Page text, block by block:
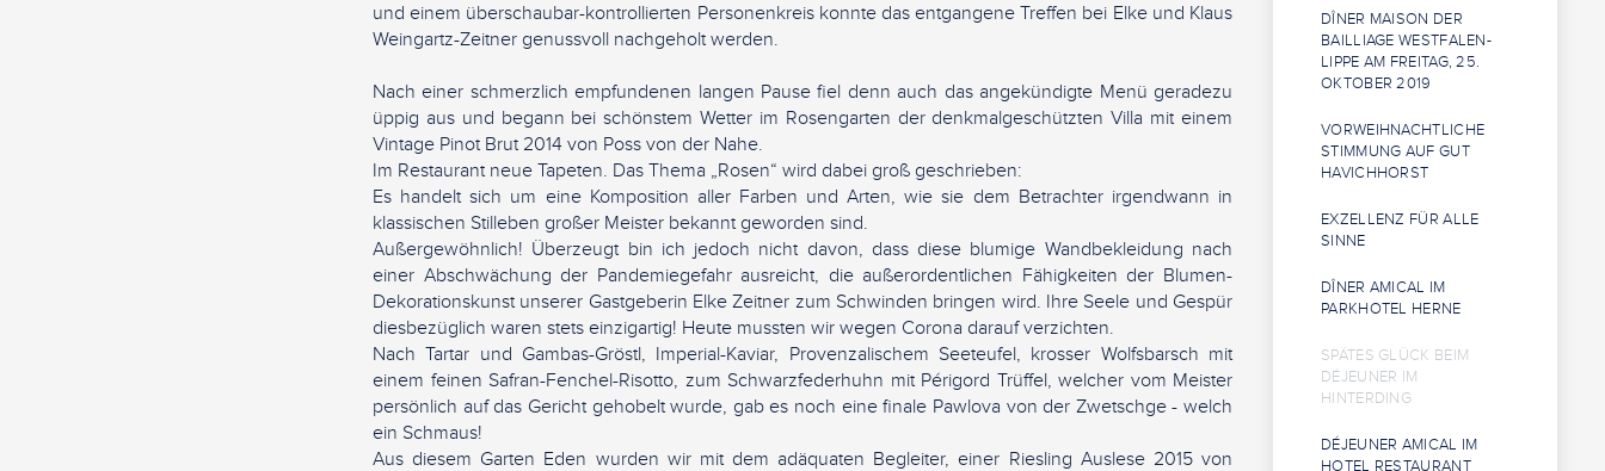
und einem überschaubar-kontrollierten Personenkreis konnte das entgangene Treffen bei Elke und Klaus
Weingartz-Zeitner genussvoll nachgeholt werden.
Nach einer schmerzlich empfundenen langen Pause fiel denn auch das angekündigte Menü geradezu
üppig aus und begann bei schönstem Wetter im Rosengarten der denkmalgeschützten Villa mit einem
Vintage Pinot Brut 2014 von Poss von der Nahe.
Im Restaurant neue Tapeten. Das Thema „Rosen“ wird dabei groß geschrieben:
Es handelt sich um eine Komposition aller Farben und Arten, wie sie dem Betrachter irgendwann in
klassischen Stilleben großer Meister bekannt geworden sind.
Außergewöhnlich! Überzeugt bin ich jedoch nicht davon, dass diese blumige Wandbekleidung nach
einer Abschwächung der Pandemiegefahr ausreicht, die außerordentlichen Fähigkeiten der Blumen-
Dekorationskunst unserer Gastgeberin Elke Zeitner zum Schwinden bringen wird. Ihre Seele und Gespür
diesbezüglich waren stets einzigartig! Heute mussten wir wegen Corona darauf verzichten.
Nach Tartar und Gambas-Gröstl, Imperial-Kaviar, Provenzalischem Seeteufel, krosser Wolfsbarsch mit
einem feinen Safran-Fenchel-Risotto, zum Schwarzfederhuhn mit Périgord Trüffel, welcher vom Meister
persönlich auf das Gericht gehobelt wurde, gab es noch eine finale Pawlova von der Zwetschge - welch
ein Schmaus!
Aus diesem Garten Eden wurden wir mit dem adäquaten Begleiter, einer Riesling Auslese 2015 von
DÎNER MAISON DER
BAILLIAGE WESTFALEN-
LIPPE AM FREITAG, 25.
OKTOBER 2019
VORWEIHNACHTLICHE
STIMMUNG AUF GUT
HAVICHHORST
EXZELLENZ FÜR ALLE
SINNE
DÎNER AMICAL IM
PARKHOTEL HERNE
SPÄTES GLÜCK BEIM
DÉJEUNER IM
HINTERDING
DÉJEUNER AMICAL IM
HOTEL RESTAURANT